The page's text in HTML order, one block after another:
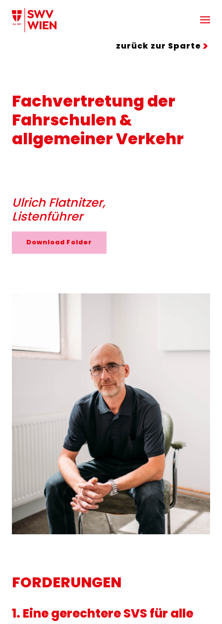
Zum Hauptinhalt springen
zurück zur Sparte
Fachvertretung der
Fahrschulen &
allgemeiner Verkehr
Ulrich Flatnitzer,
Listenführer
Download Folder
FORDERUNGEN
1. Eine gerechtere SVS für alle